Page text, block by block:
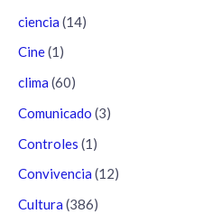
ciencia (14)
Cine(1)
clima (60)
Comunicado (3)
Controles (1)
Convivencia (12)
Cultura (386)